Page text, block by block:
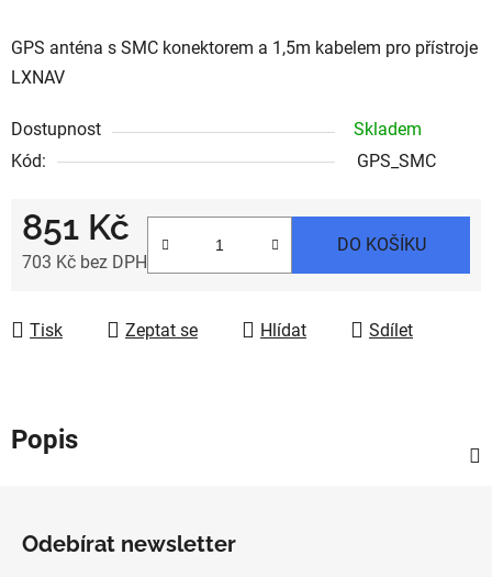
GPS anténa s SMC konektorem a 1,5m kabelem pro přístroje
LXNAV
Dostupnost
Skladem
Kód:
GPS_SMC
851 Kč
703 Kč bez DPH
DO KOŠÍKU
Tisk Zeptat se Hlídat Sdílet
Popis
Odebírat newsletter